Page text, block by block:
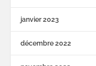
janvier 2023
décembre 2022